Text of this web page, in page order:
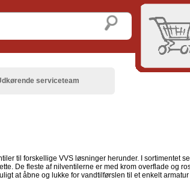
serviceteam
til forskellige VVS løsninger herunder. I sortimentet
De fleste af nilventilerne er med krom overflade og
at åbne og lukke for vandtilførslen til et enkelt